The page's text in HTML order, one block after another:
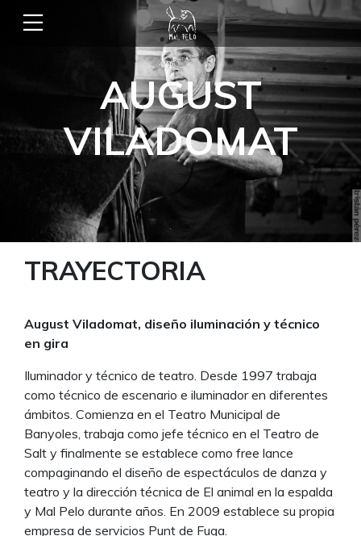
AUGUST
VILADOMAT
TRAYECTORIA
August Viladomat, diseño iluminación y técnico
en gira
Iluminador y técnico de teatro. Desde 1997 trabaja
como técnico de escenario e iluminador en diferentes
ámbitos. Comienza en el Teatro Municipal de
Banyoles, trabaja como jefe técnico en el Teatro de
Salt y finalmente se establece como free lance
compaginando el diseño de espectáculos de danza y
teatro y la dirección técnica de El animal en la espalda
y Mal Pelo durante años. En 2009 establece su propia
empresa de servicios Punt de Fuga.